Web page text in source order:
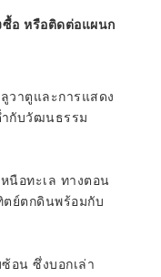
อ หรือติดต่อแผนก
วาตูและการแสดง
กับวัฒนธรรม
นือทะเล ทางตอน
ย์ตกดินพร้อมกับ
อน ซึ่งบอกเล่า